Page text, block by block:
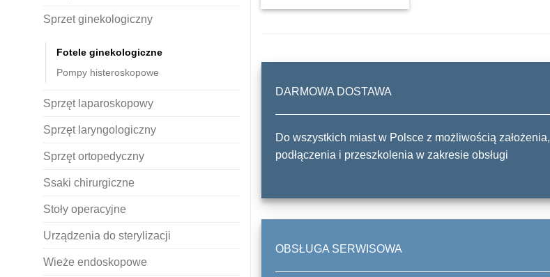
Sprzet ginekologiczny
Fotele ginekologiczne
Pompy histeroskopowe
Sprzęt laparoskopowy
Sprzęt laryngologiczny
Sprzęt ortopedyczny
Ssaki chirurgiczne
Stoły operacyjne
Urządzenia do sterylizacji
Wieże endoskopowe
DARMOWA DOSTAWA
Do wszystkich miast w Polsce z możliwością założenia,
podłączenia i przeszkolenia w zakresie obsługi
OBSŁUGA SERWISOWA